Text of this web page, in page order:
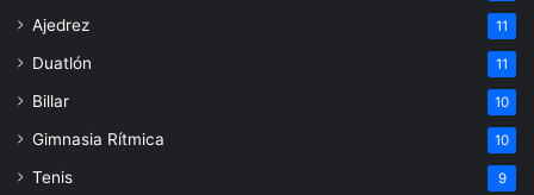
Ajedrez 11
Duatlón 11
Billar 10
Gimnasia Rítmica 10
Tenis 9